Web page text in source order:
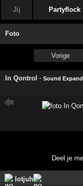
Jij Partyflock
Foto
Vorige
In Qontrol · Sound
Deel je
lotjuh